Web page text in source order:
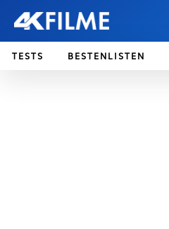
TESTS BESTENLISTEN